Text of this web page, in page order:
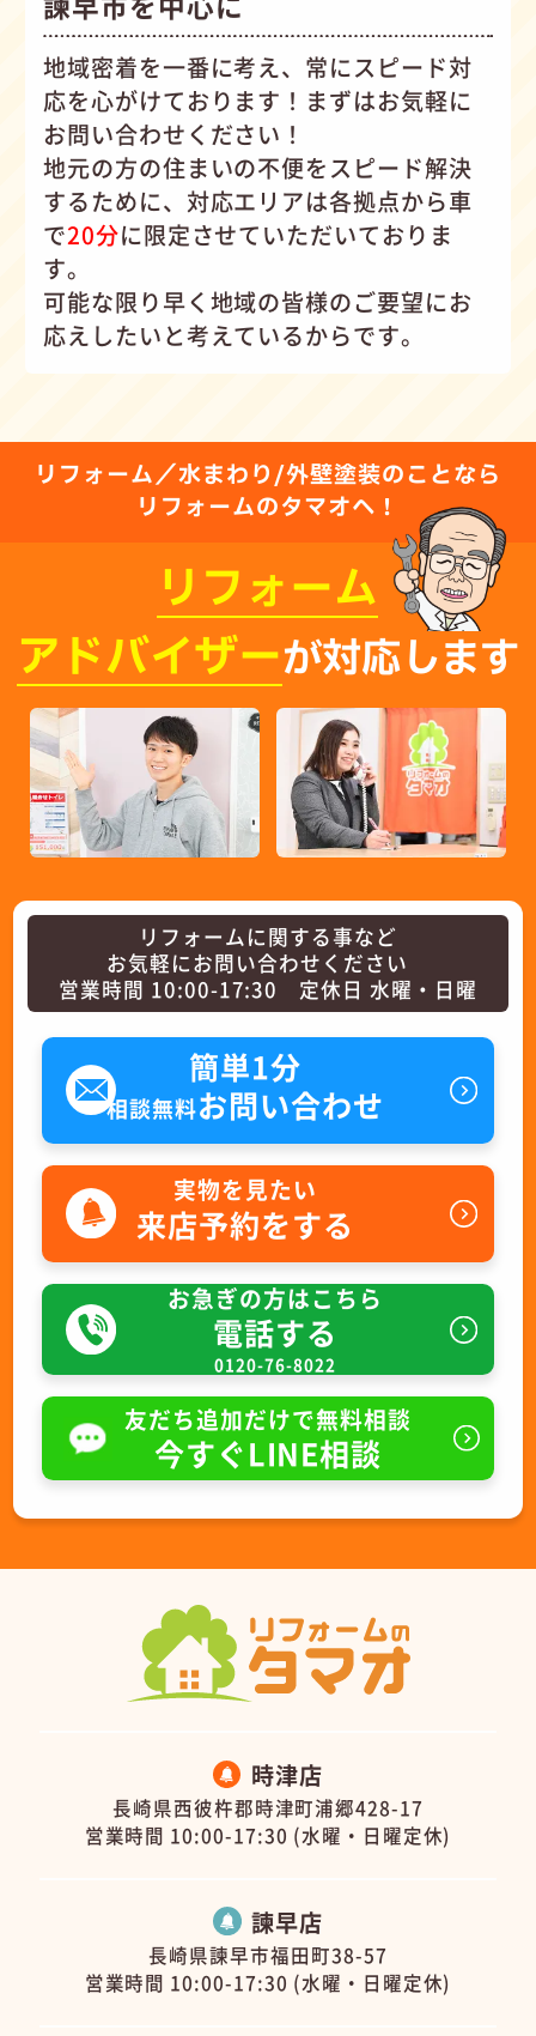
地域密着を一番に考え、常にスピード対
応を心がけております！まずはお気軽に
お問い合わせください！
地元の方の住まいの不便をスピード解決
するために、対応エリアは各拠点から車
で20分に限定させていただいておりま
す。
可能な限り早く地域の皆様のご要望にお
応えしたいと考えているからです。
リフォーム／水まわり/外壁塗装のことなら
リフォームのタマオへ！
リフォーム
アドバイザーが対応します
リフォームに関する事など
お気軽にお問い合わせください
営業時間 10:00-17:30 定休日 水曜・日曜
簡単1分
相談無料お問い合わせ
実物を見たい
来店予約をする
お急ぎの方はこちら
電話する
0120-76-8022
友だち追加だけで無料相談
今すぐLINE相談
時津店
長崎県西彼杵郡時津町浦郷428-17
営業時間 10:00-17:30 (水曜・日曜定休)
諫早店
長崎県諫早市福田町38-57
営業時間 10:00-17:30 (水曜・日曜定休)